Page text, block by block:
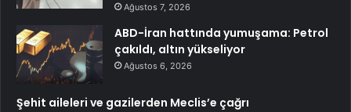
Ağustos 7, 2026
ABD-İran hattında yumuşama: Petrol
çakıldı, altın yükseliyor
Ağustos 6, 2026
Şehit aileleri ve gazilerden Meclis’e çağrı